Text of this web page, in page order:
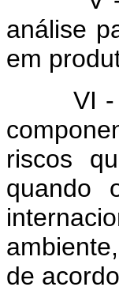
análise
em
VI
riscos
quando
de